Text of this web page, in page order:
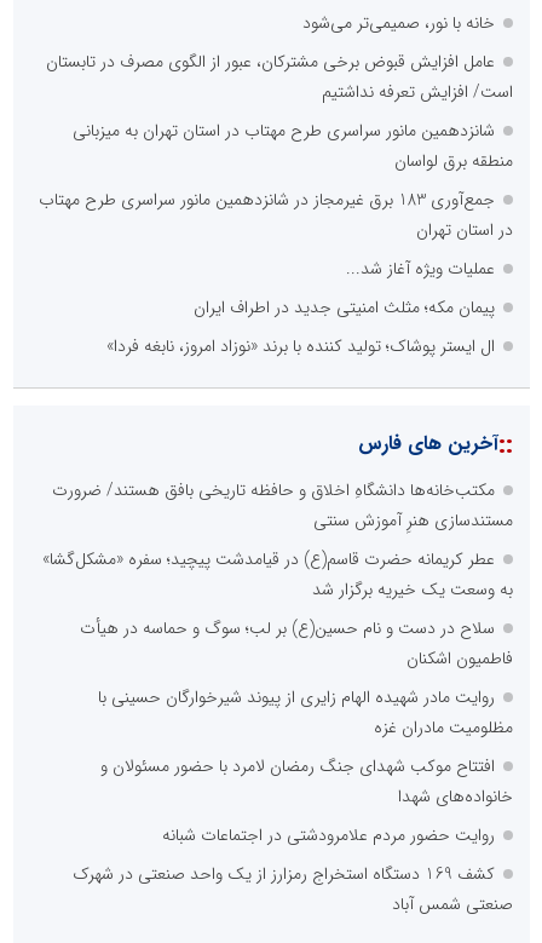
خانه با نور، صمیمی‌تر می‌شود
عامل افزایش قبوض برخی مشترکان، عبور از الگوی مصرف در تابستان
است/ افزایش تعرفه نداشتیم
شانزدهمین مانور سراسری طرح مهتاب در استان تهران به میزبانی
منطقه برق لواسان
جمع‌آوری 183 برق غیرمجاز در شانزدهمین مانور سراسری طرح مهتاب
در استان تهران
عملیات ویژه آغاز شد...
پیمان مکه؛ مثلث امنیتی جدید در اطراف ایران
ال ایستر پوشاک؛ تولید کننده با برند «نوزاد امروز، نابغه فردا»
::آخرین های فارس
مکتب‌خانه‌ها دانشگاهِ اخلاق و حافظه تاریخی بافق هستند/ ضرورت
مستندسازی هنرِ آموزش سنتی
عطر کریمانه حضرت قاسم(ع) در قیامدشت پیچید؛ سفره «مشکل‌گشا»
به وسعت یک خیریه برگزار شد
سلاح در دست و نام حسین(ع) بر لب؛ سوگ و حماسه در هیأت
فاطمیون اشکنان
روایت مادر شهیده الهام زایری از پیوند شیرخوارگان حسینی با
مظلومیت مادران غزه
افتتاح موکب شهدای جنگ رمضان لامرد با حضور مسئولان و
خانواده‌های شهدا
روایت حضور مردم علامرودشتی در اجتماعات شبانه
کشف 169 دستگاه استخراج رمزارز از یک واحد صنعتی در شهرک
صنعتی شمس آباد